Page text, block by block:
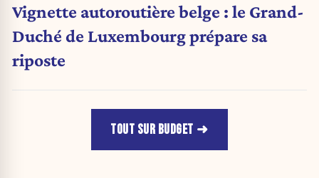
Vignette autoroutière belge : le Grand-
Duché de Luxembourg prépare sa
riposte
TOUT SUR BUDGET